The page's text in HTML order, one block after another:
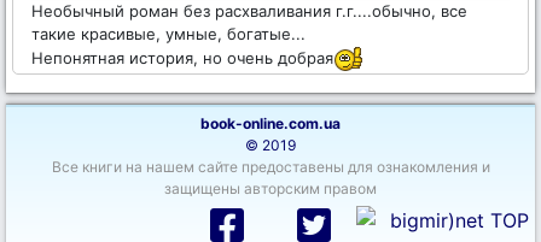
Необычный роман без расхваливания г.г....обычно, все
такие красивые, умные, богатые...
Непонятная история, но очень добрая
book-online.com.ua
© 2019
Все книги на нашем сайте предоставены для ознакомления и
защищены авторским правом